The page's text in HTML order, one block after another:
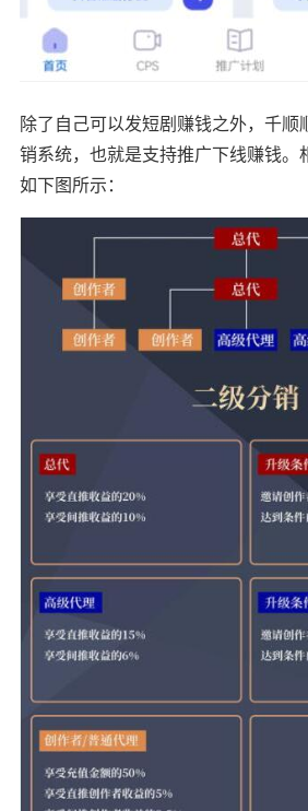
除了自己可以发短剧赚钱之外，千顺
销系统，也就是支持推广下线赚钱。
如下图所示：